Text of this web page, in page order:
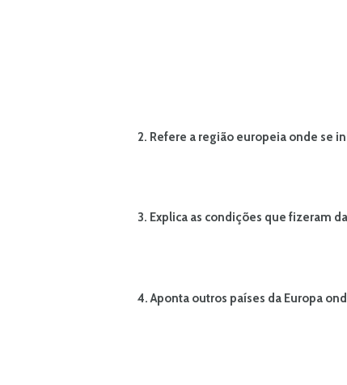
2. Refere a região europeia onde se
3. Explica as condições que fizeram
4. Aponta outros países da Europa